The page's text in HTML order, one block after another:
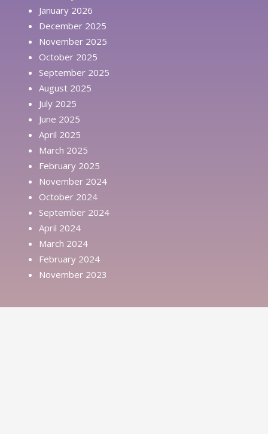
January 2026
December 2025
November 2025
October 2025
September 2025
August 2025
July 2025
June 2025
April 2025
March 2025
February 2025
November 2024
October 2024
September 2024
April 2024
March 2024
February 2024
November 2023